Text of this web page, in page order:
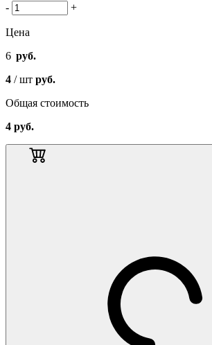
- +
Цена
6 руб.
4 / шт руб.
Общая стоимость
4 руб.